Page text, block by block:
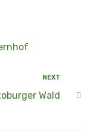
NEXT
Wald